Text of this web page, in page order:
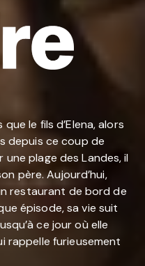
le fils d’Elena, alors
depuis ce coup de
plage des Landes, il
père. Aujourd’hui,
restaurant de bord de
épisode, sa vie suit
ce jour où elle
rappelle furieusement